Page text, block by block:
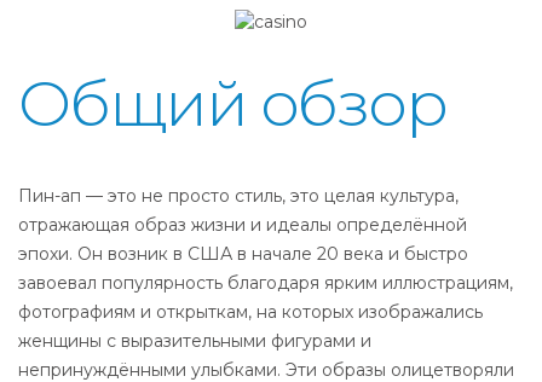
Общий обзор
Пин-ап — это не просто стиль, это целая культура,
отражающая образ жизни и идеалы определённой
эпохи. Он возник в США в начале 20 века и быстро
завоевал популярность благодаря ярким иллюстрациям,
фотографиям и открыткам, на которых изображались
женщины с выразительными фигурами и
непринуждёнными улыбками. Эти образы олицетворяли